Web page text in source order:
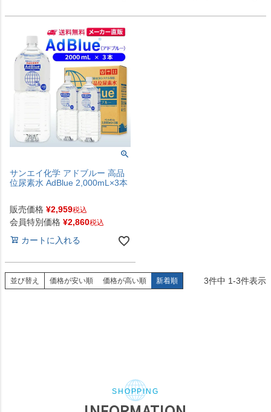
サンエイ化学 アドブルー 高品
位尿素水 AdBlue 2,000mL×3本
販売価格 ¥2,959税込
会員特別価格 ¥2,860税込
カートに入れる
並び替え 価格が安い順 価格が高い順 新着順 3件中 1-3件表示